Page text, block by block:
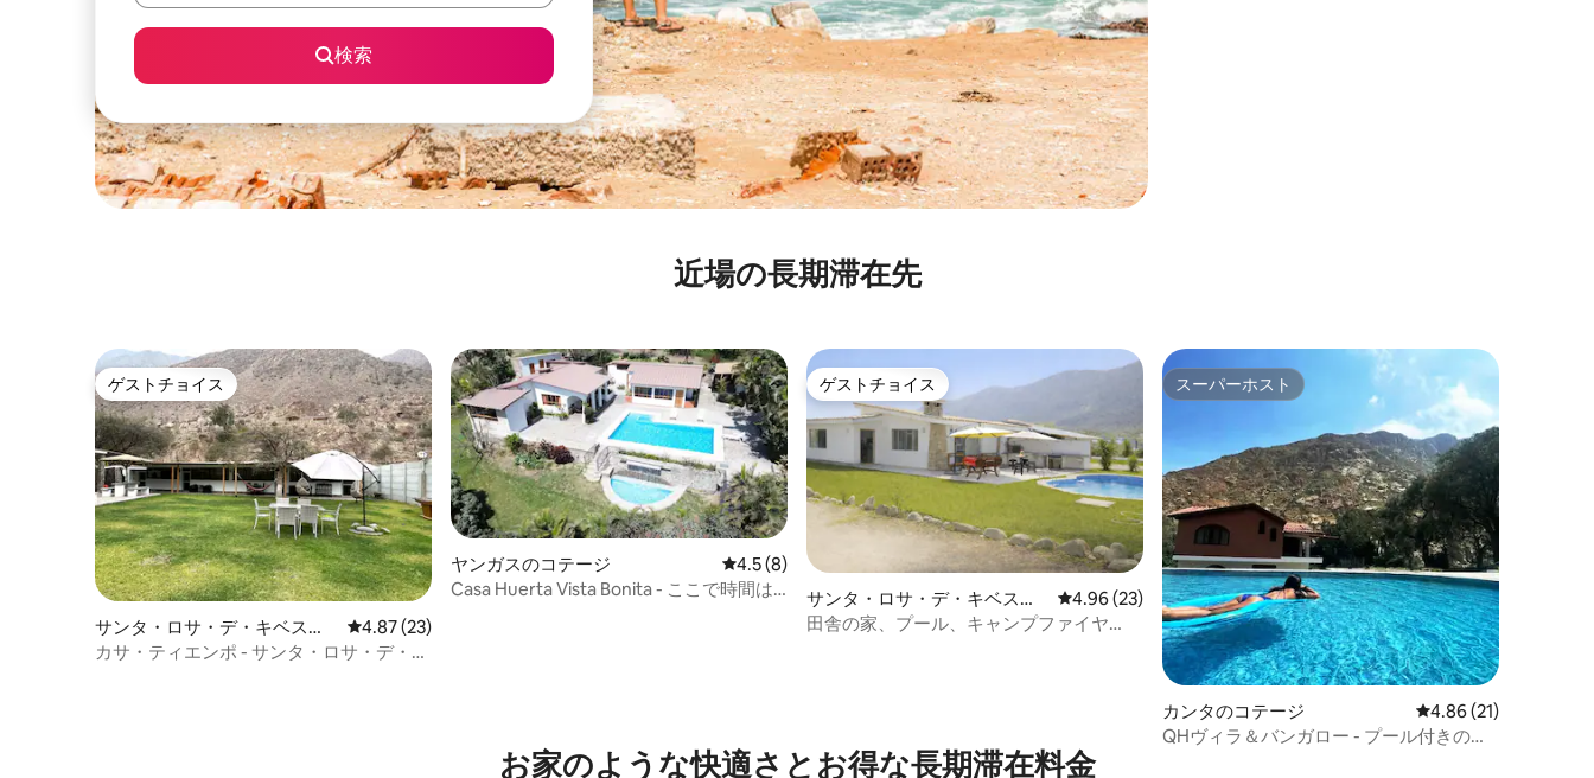
検索
近場の長期滞在先
ゲストチョイス
ゲストチョイス
サンタ・ロサ・デ・キベスの
一軒家
レビュー23件、5つ星中4.87つ星の平均評価
4.87 (23)
カサ・ティエンポ - サンタ・ロサ・デ・キ
ヤンガスのコテージ レビュー8件、5つ星中4.5つ星の平均評価
4.5 (8)
Casa Huerta Vista Bonita - ここで時間は
ゲストチョイス
ゲストチョイス
サンタ・ロサ・デ・キベスの
コテージ
レビュー23件、5つ星中4.96つ星の平均評価
4.96 (23)
田舎の家、プール、キャンプファイヤ
スーパーホスト
スーパーホスト
カンタのコテージ レビュー21件、5つ
4.86 (21)
QHヴィラ＆バンガロー - プール付きの美
お家のような快⁠適⁠さ⁠とお⁠得⁠な長⁠期⁠滞⁠在料⁠金